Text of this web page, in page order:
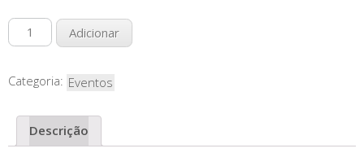
Quantidade
de
de
Adicionar
Categoria: Eventos
Descrição